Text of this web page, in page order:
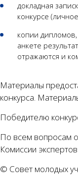
докладная
конкурсе
копии
анкете
отражаются и
Материалы
конкурса.
Победителю
По всем вопросам
Комиссии
© Совет молодых